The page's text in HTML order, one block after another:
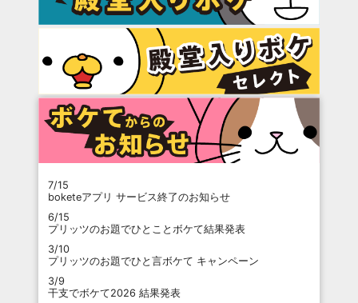
7/15
boketeアプリ サービス終了のお知らせ
6/15
プリッツのお題でひとことボケて結果発表
3/10
プリッツのお題でひと言ボケて キャンペーン
3/9
干支でボケて2026 結果発表